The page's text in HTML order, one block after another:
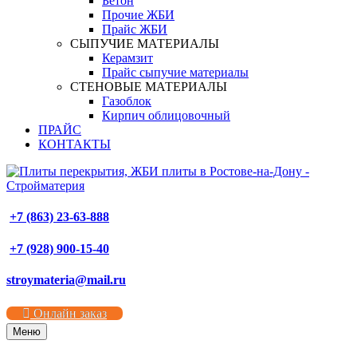
Прочие ЖБИ
Прайс ЖБИ
СЫПУЧИЕ МАТЕРИАЛЫ
Керамзит
Прайс сыпучие материалы
СТЕНОВЫЕ МАТЕРИАЛЫ
Газоблок
Кирпич облицовочный
ПРАЙС
КОНТАКТЫ
+7 (863) 23-63-888
+7 (928) 900-15-40
stroymateria@mail.ru
Онлайн заказ
Меню